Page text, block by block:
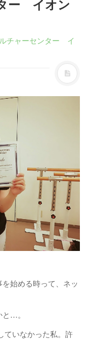
ー イオン
チャーセンター イ
始める時って、ネッ
と…。
ていなかった私。許